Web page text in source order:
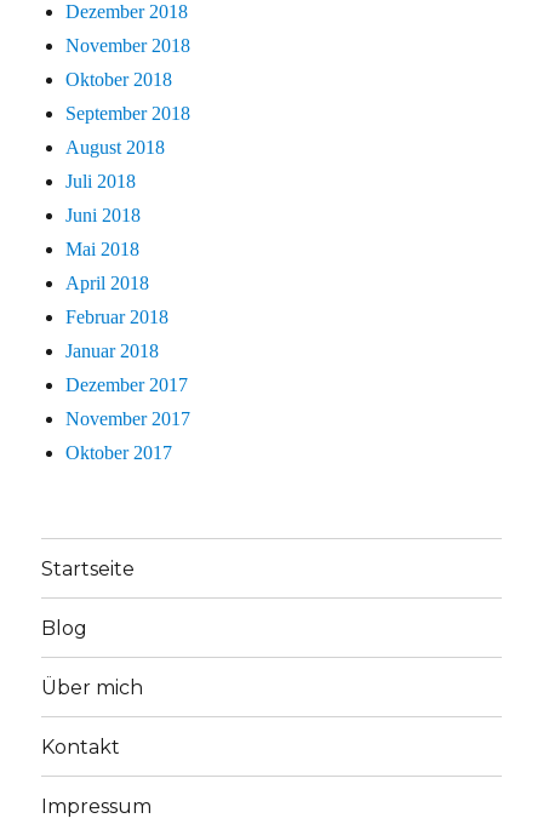
Dezember 2018
November 2018
Oktober 2018
September 2018
August 2018
Juli 2018
Juni 2018
Mai 2018
April 2018
Februar 2018
Januar 2018
Dezember 2017
November 2017
Oktober 2017
Startseite
Blog
Über mich
Kontakt
Impressum